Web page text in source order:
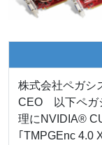
株式会社ペガ
CEO 以下ペガ
理にNVIDIA®
｢TMPGEnc 4.0